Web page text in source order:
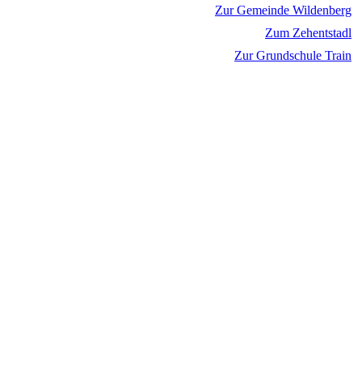
Zur Gemeinde Wildenberg
Zum Zehentstadl
Zur Grundschule Train